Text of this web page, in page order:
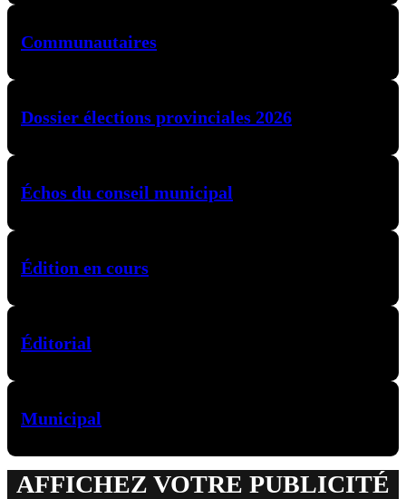
Communautaires
Dossier élections provinciales 2026
Échos du conseil municipal
Édition en cours
Éditorial
Municipal
AFFICHEZ VOTRE PUBLICITÉ